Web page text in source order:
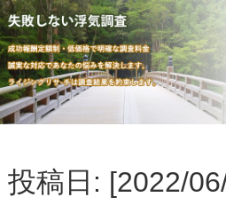
投稿日: [2022/